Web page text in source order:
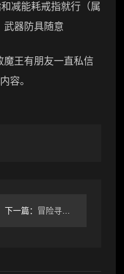
减能耗戒指就行（属
武器防具随意
魔王有朋友一直私信
容。
下一篇： 冒险寻宝然后打败魔王委托人物需求